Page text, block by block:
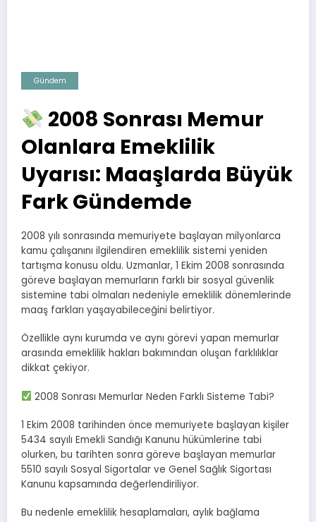
Gündem
2008 Sonrası Memur
Olanlara Emeklilik
Uyarısı: Maaşlarda Büyük
Fark Gündemde
2008 yılı sonrasında memuriyete başlayan milyonlarca
kamu çalışanını ilgilendiren emeklilik sistemi yeniden
tartışma konusu oldu. Uzmanlar, 1 Ekim 2008 sonrasında
göreve başlayan memurların farklı bir sosyal güvenlik
sistemine tabi olmaları nedeniyle emeklilik dönemlerinde
maaş farkları yaşayabileceğini belirtiyor.
Özellikle aynı kurumda ve aynı görevi yapan memurlar
arasında emeklilik hakları bakımından oluşan farklılıklar
dikkat çekiyor.
2008 Sonrası Memurlar Neden Farklı Sisteme Tabi?
1 Ekim 2008 tarihinden önce memuriyete başlayan kişiler
5434 sayılı Emekli Sandığı Kanunu hükümlerine tabi
olurken, bu tarihten sonra göreve başlayan memurlar
5510 sayılı Sosyal Sigortalar ve Genel Sağlık Sigortası
Kanunu kapsamında değerlendiriliyor.
Bu nedenle emeklilik hesaplamaları, aylık bağlama